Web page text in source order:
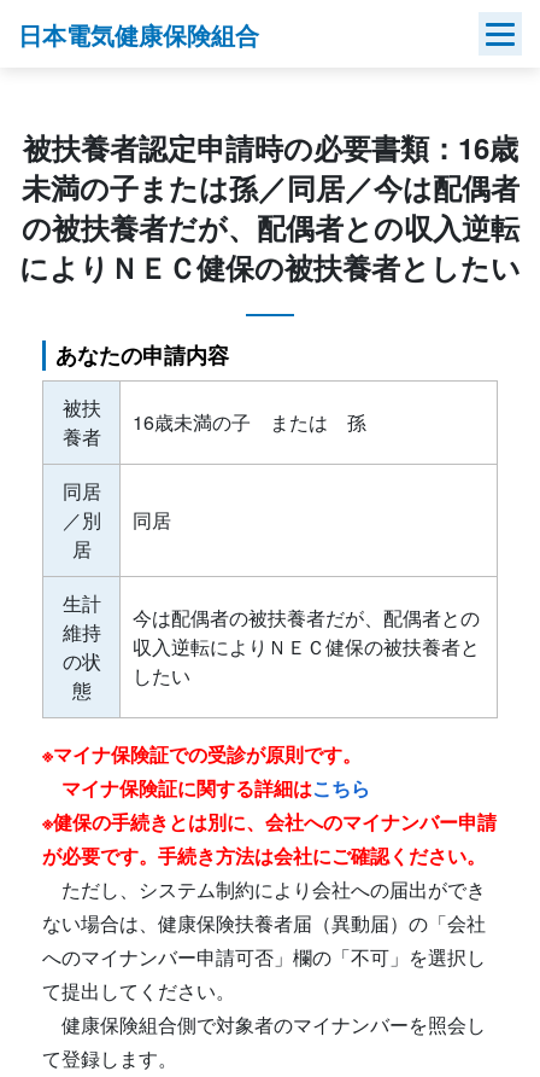
日本電気健康保険組合
被扶養者認定申請時の必要書類：16歳
未満の子または孫／同居／今は配偶者
の被扶養者だが、配偶者との収入逆転
によりＮＥＣ健保の被扶養者としたい
あなたの申請内容
被扶
養者
16歳未満の子 または 孫
同居
／別
居
同居
生計
維持
の状
態
今は配偶者の被扶養者だが、配偶者との
収入逆転によりＮＥＣ健保の被扶養者と
したい
※マイナ保険証での受診が原則です。
マイナ保険証に関する詳細はこちら
※健保の手続きとは別に、会社へのマイナンバー申請
が必要です。手続き方法は会社にご確認ください。
ただし、システム制約により会社への届出ができ
ない場合は、健康保険扶養者届（異動届）の「会社
へのマイナンバー申請可否」欄の「不可」を選択し
て提出してください。
健康保険組合側で対象者のマイナンバーを照会し
て登録します。